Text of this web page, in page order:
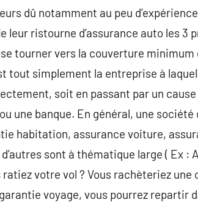
dû notamment au peu
ristourne d’assurance auto les 3
tourner vers la couverture
tout simplement la entreprise à
soit en passant par un
une banque. En général, une société
habitation, assurance voiture,
sont à thématique large ( Ex :
votre vol ? Vous rachèteriez
voyage, vous pourrez repartir